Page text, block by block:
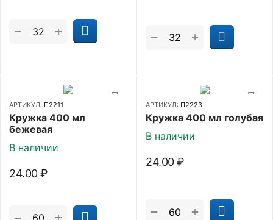
+
− +
−
АРТИКУЛ: П2211
Кружка 400 мл
бежевая
В наличии
24.00 ₽
+
АРТИКУЛ: П2223
Кружка 400 мл голубая
В наличии
24.00 ₽
+
−